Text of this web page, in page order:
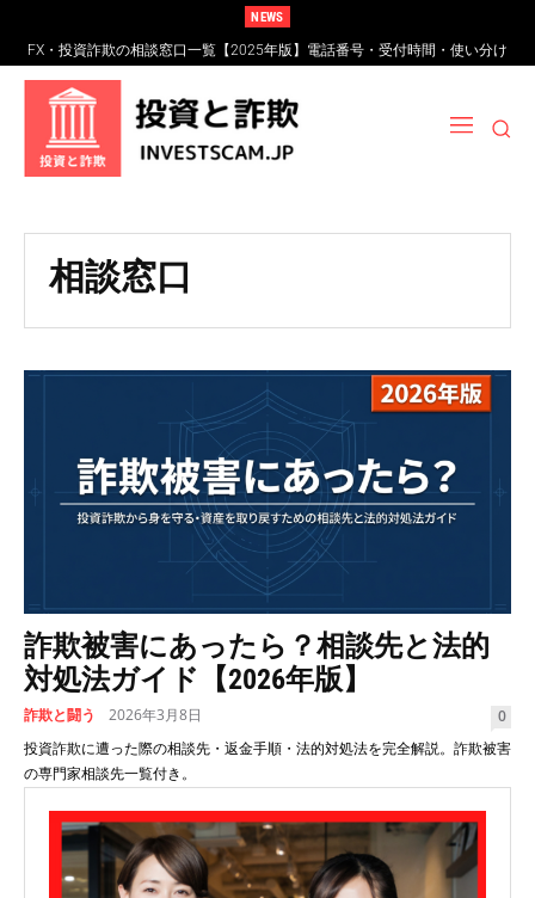
NEWS
FX・投資詐欺の相談窓口一覧【2025年版】電話番号・受付時間・使い分け
完全ガイド
相談窓口
詐欺被害にあったら？相談先と法的
対処法ガイド【2026年版】
詐欺と闘う 2026年3月8日 0
投資詐欺に遭った際の相談先・返金手順・法的対処法を完全解説。詐欺被害
の専門家相談先一覧付き。